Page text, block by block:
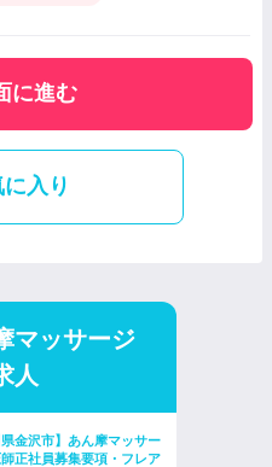
に進む
入り
マッサージ
人
県金沢市】あん摩マッサー
正社員募集要項・フレア